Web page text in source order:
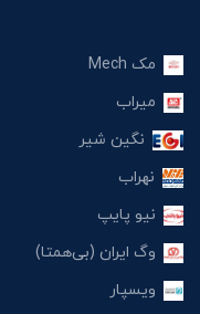
مک Mech
میراب
نگین شیر
نهراب
نیو پایپ
وگ ایران (بی‌همتا)
ویسپار